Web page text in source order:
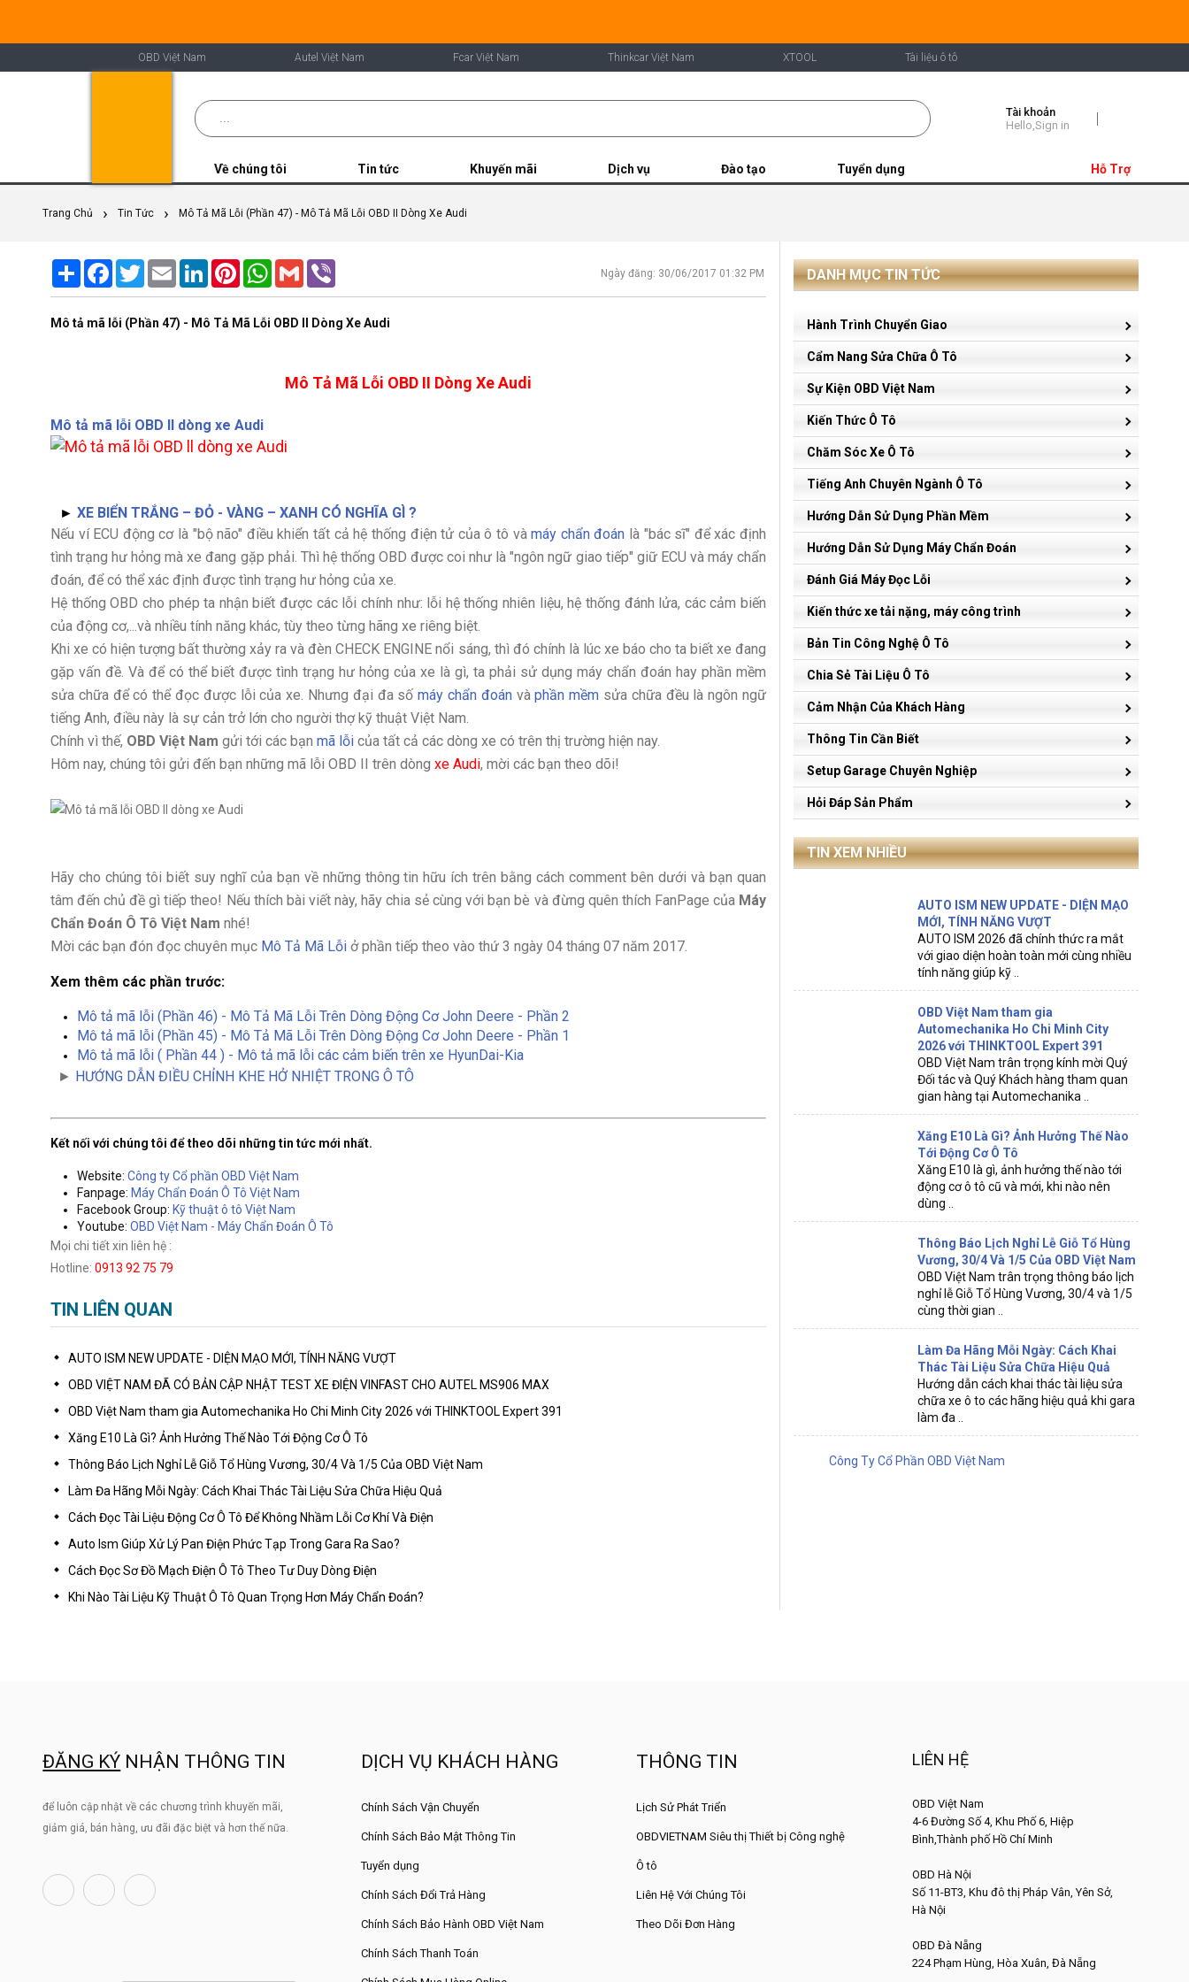
OBD Việt Nam Autel Việt Nam Fcar Việt Nam Thinkcar Việt Nam XTOOL Tài liệu ô tô
Tài khoản
Hello,Sign in
Hỗ Trợ
Về chúng tôi Tin tức Khuyến mãi Dịch vụ Đào tạo Tuyển dụng
Trang Chủ Tin Tức Mô Tả Mã Lỗi (Phần 47) - Mô Tả Mã Lỗi OBD II Dòng Xe Audi
Share Facebook
TwitterEmail LinkedInPinterestWhatsApp
Gmail Ngày đăng: 30/06/2017 01:32 PM
Mô tả mã lỗi (Phần 47) - Mô Tả Mã Lỗi OBD II Dòng Xe Audi
Mô Tả Mã Lỗi OBD II Dòng Xe Audi
Mô tả mã lỗi OBD II dòng xe Audi
► XE BIỂN TRẮNG – ĐỎ - VÀNG – XANH CÓ NGHĨA GÌ ?
Nếu ví ECU động cơ là "bộ não" điều khiển tất cả hệ thống điện tử của ô tô vàmáy chẩn đoán là "bác sĩ" để xác định
tình trạng hư hỏng mà xe đang gặp phải. Thì hệ thống OBD được coi như là "ngôn ngữ giao tiếp" giữ ECU và máy chẩn
đoán, để có thể xác định được tình trạng hư hỏng của xe.
Hệ thống OBD cho phép ta nhận biết được các lỗi chính như: lỗi hệ thống nhiên liệu, hệ thống đánh lửa, các cảm biến
của động cơ,...và nhiều tính năng khác, tùy theo từng hãng xe riêng biệt.
Khi xe có hiện tượng bất thường xảy ra và đèn CHECK ENGINE nổi sáng, thì đó chính là lúc xe báo cho ta biết xe đang
gặp vấn đề. Và để có thể biết được tình trạng hư hỏng của xe là gì, ta phải sử dụng máy chẩn đoán hay phần mềm
sửa chữa để có thể đọc được lỗi của xe. Nhưng đại đa sốmáy chẩn đoánvàphần mềm sửa chữa đều là ngôn ngữ
tiếng Anh, điều này là sự cản trở lớn cho người thợ kỹ thuật Việt Nam.
Chính vì thế, OBD Việt Nam gửi tới các bạn mã lỗi của tất cả các dòng xe có trên thị trường hiện nay.
Hôm nay, chúng tôi gửi đến bạn những mã lỗi OBD II trên dòng xe Audi, mời các bạn theo dõi!
Hãy cho chúng tôi biết suy nghĩ của bạn về những thông tin hữu ích trên bằng cách comment bên dưới và bạn quan
tâm đến chủ đề gì tiếp theo! Nếu thích bài viết này, hãy chia sẻ cùng với bạn bè và đừng quên thích FanPage của Máy
Chẩn Đoán Ô Tô Việt Nam nhé!
Mời các bạn đón đọc chuyên mục Mô Tả Mã Lỗi ở phần tiếp theo vào thứ 3 ngày 04 tháng 07 năm 2017.
Xem thêm các phần trước:
Mô tả mã lỗi (Phần 46) - Mô Tả Mã Lỗi Trên Dòng Động Cơ John Deere - Phần 2
Mô tả mã lỗi (Phần 45) - Mô Tả Mã Lỗi Trên Dòng Động Cơ John Deere - Phần 1
Mô tả mã lỗi ( Phần 44 ) - Mô tả mã lỗi các cảm biến trên xe HyunDai-Kia
► HƯỚNG DẪN ĐIỀU CHỈNH KHE HỞ NHIỆT TRONG Ô TÔ
Kết nối với chúng tôi để theo dõi những tin tức mới nhất.
Website: Công ty Cổ phần OBD Việt Nam
Fanpage: Máy Chẩn Đoán Ô Tô Việt Nam
Facebook Group: Kỹ thuật ô tô Việt Nam
Youtube: OBD Việt Nam - Máy Chẩn Đoán Ô Tô
Mọi chi tiết xin liên hệ :
Hotline: 0913 92 75 79
TIN LIÊN QUAN
AUTO ISM NEW UPDATE - DIỆN MẠO MỚI, TÍNH NĂNG VƯỢT
OBD VIỆT NAM ĐÃ CÓ BẢN CẬP NHẬT TEST XE ĐIỆN VINFAST CHO AUTEL MS906 MAX
OBD Việt Nam tham gia Automechanika Ho Chi Minh City 2026 với THINKTOOL Expert 391
Xăng E10 Là Gì? Ảnh Hưởng Thế Nào Tới Động Cơ Ô Tô
Thông Báo Lịch Nghỉ Lễ Giỗ Tổ Hùng Vương, 30/4 Và 1/5 Của OBD Việt Nam
Làm Đa Hãng Mỗi Ngày: Cách Khai Thác Tài Liệu Sửa Chữa Hiệu Quả
Cách Đọc Tài Liệu Động Cơ Ô Tô Để Không Nhầm Lỗi Cơ Khí Và Điện
Auto Ism Giúp Xử Lý Pan Điện Phức Tạp Trong Gara Ra Sao?
Cách Đọc Sơ Đồ Mạch Điện Ô Tô Theo Tư Duy Dòng Điện
Khi Nào Tài Liệu Kỹ Thuật Ô Tô Quan Trọng Hơn Máy Chẩn Đoán?
DANH MỤC TIN TỨC
Hành Trình Chuyển Giao
Cẩm Nang Sửa Chữa Ô Tô
Sự Kiện OBD Việt Nam
Kiến Thức Ô Tô
Chăm Sóc Xe Ô Tô
Tiếng Anh Chuyên Ngành Ô Tô
Hướng Dẫn Sử Dụng Phần Mềm
Hướng Dẫn Sử Dụng Máy Chẩn Đoán
Đánh Giá Máy Đọc Lỗi
Kiến thức xe tải nặng, máy công trình
Bản Tin Công Nghệ Ô Tô
Chia Sẻ Tài Liệu Ô Tô
Cảm Nhận Của Khách Hàng
Thông Tin Cần Biết
Setup Garage Chuyên Nghiệp
Hỏi Đáp Sản Phẩm
TIN XEM NHIỀU
AUTO ISM NEW UPDATE - DIỆN MẠO
MỚI, TÍNH NĂNG VƯỢT
AUTO ISM 2026 đã chính thức ra mắt
với giao diện hoàn toàn mới cùng nhiều
tính năng giúp kỹ ..
OBD Việt Nam tham gia
Automechanika Ho Chi Minh City
2026 với THINKTOOL Expert 391
OBD Việt Nam trân trọng kính mời Quý
Đối tác và Quý Khách hàng tham quan
gian hàng tại Automechanika ..
Xăng E10 Là Gì? Ảnh Hưởng Thế Nào
Tới Động Cơ Ô Tô
Xăng E10 là gì, ảnh hưởng thế nào tới
động cơ ô tô cũ và mới, khi nào nên
dùng ..
Thông Báo Lịch Nghỉ Lễ Giỗ Tổ Hùng
Vương, 30/4 Và 1/5 Của OBD Việt Nam
OBD Việt Nam trân trọng thông báo lịch
nghỉ lễ Giỗ Tổ Hùng Vương, 30/4 và 1/5
cùng thời gian ..
Làm Đa Hãng Mỗi Ngày: Cách Khai
Thác Tài Liệu Sửa Chữa Hiệu Quả
Hướng dẫn cách khai thác tài liệu sửa
chữa xe ô to các hãng hiệu quả khi gara
làm đa ..
Công Ty Cổ Phần OBD Việt Nam
ĐĂNG KÝ NHẬN THÔNG TIN
để luôn cập nhật về các chương trình khuyến mãi,
giảm giá, bán hàng, ưu đãi đặc biệt và hơn thế nữa.
DỊCH VỤ KHÁCH HÀNG
Chính Sách Vận Chuyển
Chính Sách Bảo Mật Thông Tin
Tuyển dụng
Chính Sách Đổi Trả Hàng
Chính Sách Bảo Hành OBD Việt Nam
Chính Sách Thanh Toán
THÔNG TIN
Lịch Sử Phát Triển
OBDVIETNAM Siêu thị Thiết bị Công nghệ
Ô tô
Liên Hệ Với Chúng Tôi
Theo Dõi Đơn Hàng
LIÊN HỆ
OBD Việt Nam
4-6 Đường Số 4, Khu Phố 6, Hiệp
Bình,Thành phố Hồ Chí Minh
OBD Hà Nội
Số 11-BT3, Khu đô thị Pháp Vân, Yên Sở,
Hà Nội
OBD Đà Nẵng
224 Phạm Hùng, Hòa Xuân, Đà Nẵng